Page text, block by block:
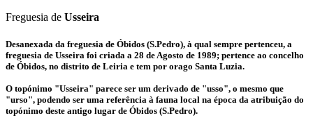
Freguesia de Usseira
Desanexada da freguesia de Óbidos (S.Pedro), à qual sempre pertenceu, a
freguesia de Usseira foi criada a 28 de Agosto de 1989; pertence ao concelho
de Óbidos, no distrito de Leiria e tem por orago Santa Luzia.
O topónimo "Usseira" parece ser um derivado de "usso", o mesmo que
"urso", podendo ser uma referência à fauna local na época da atribuição do
topónimo deste antigo lugar de Óbidos (S.Pedro).